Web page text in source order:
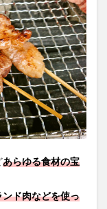
あらゆる食材の宝
ド肉などを使っ